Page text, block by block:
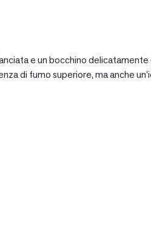
e un bocchino
di fumo superiore, ma anche